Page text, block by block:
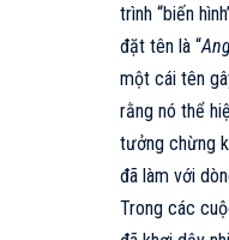
trình “biến
đặt tên là “
một cái tên
rằng nó thể
tưởng chừng
đã làm với
Trong các